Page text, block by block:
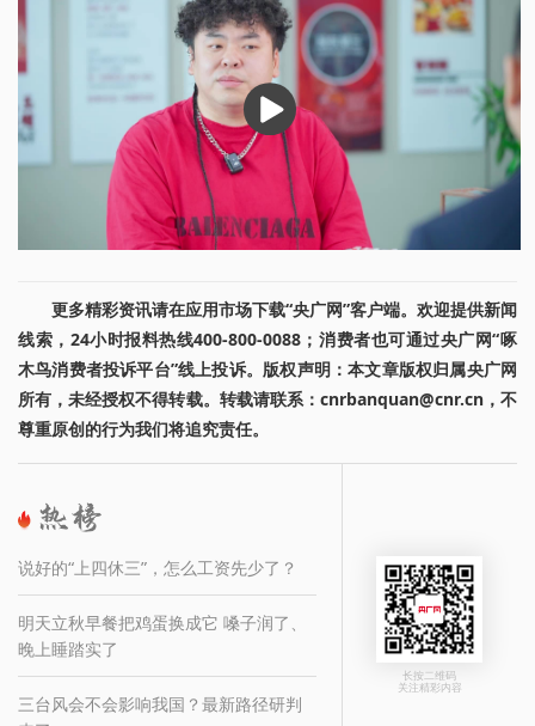
播
放
更多精彩资讯请在应用市场下载“央广网”客户端。欢迎提供新闻
线索，24小时报料热线400-800-0088；消费者也可通过央广网“啄
木鸟消费者投诉平台”线上投诉。版权声明：本文章版权归属央广网
所有，未经授权不得转载。转载请联系：cnrbanquan@cnr.cn，不
尊重原创的行为我们将追究责任。
说好的“上四休三”，怎么工资先少了？
明天立秋早餐把鸡蛋换成它 嗓子润了、
晚上睡踏实了
三台风会不会影响我国？最新路径研判
长按二维码
关注精彩内容